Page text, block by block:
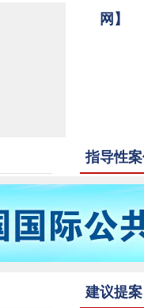
网】
指导性
建议提案